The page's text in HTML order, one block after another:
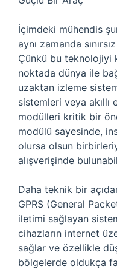
İçimdeki mühendis
aynı zamanda
Çünkü bu teknolojiyi
noktada dünya ile
uzaktan izleme
sistemleri veya
modülleri kritik bir
modülü sayesinde,
olursa olsun
alışverişinde
Daha teknik bir
GPRS (General
iletimi sağlayan
cihazların internet
sağlar ve özellikle
bölgelerde oldukça